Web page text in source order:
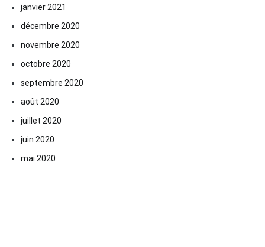
janvier 2021
décembre 2020
novembre 2020
octobre 2020
septembre 2020
août 2020
juillet 2020
juin 2020
mai 2020